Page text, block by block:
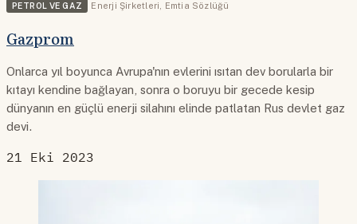
PETROL VE GAZ Enerji Şirketleri Emtia Sözlüğü
Gazprom
Onlarca yıl boyunca Avrupa'nın evlerini ısıtan dev borularla bir
kıtayı kendine bağlayan, sonra o boruyu bir gecede kesip
dünyanın en güçlü enerji silahını elinde patlatan Rus devlet gaz
devi.
21 Eki 2023